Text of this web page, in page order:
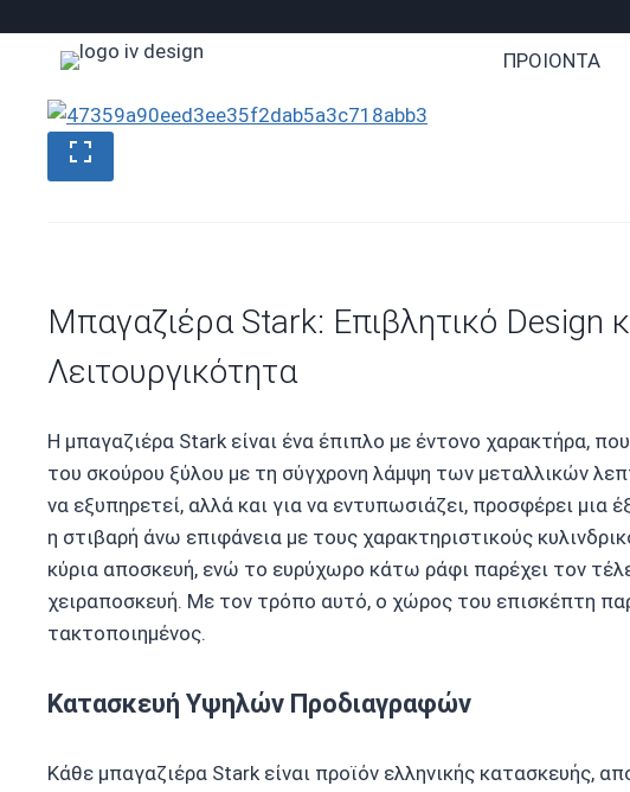
ΠΡΟΙΟΝΤΑ
Μπαγαζιέρα Stark: Επιβλητικό Design
Λειτουργικότητα
Η μπαγαζιέρα Stark είναι ένα έπιπλο με έντονο χαρακτήρα,
του σκούρου ξύλου με τη σύγχρονη λάμψη των μεταλλικών
να εξυπηρετεί, αλλά και για να εντυπωσιάζει, προσφέρει μια
η στιβαρή άνω επιφάνεια με τους χαρακτηριστικούς
κύρια αποσκευή, ενώ το ευρύχωρο κάτω ράφι παρέχει τον
χειραποσκευή. Με τον τρόπο αυτό, ο χώρος του επισκέπτη
τακτοποιημένος.
Κατασκευή Υψηλών Προδιαγραφών
Κάθε μπαγαζιέρα Stark είναι προϊόν ελληνικής κατασκευής,